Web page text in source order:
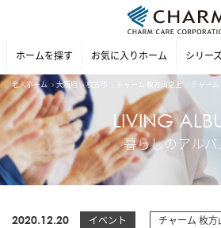
ホームを探す お気に入りホーム シリー
老人ホーム 大阪府 枚方市 チャーム 枚方山之上 チャー
LIVING
暮らしのアルバ
2020.12.20 イベント チャーム 枚方